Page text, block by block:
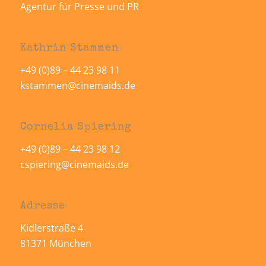
Agentur für Presse und PR
Kathrin Stammen
+49 (0)89 – 44 23 98 11
kstammen@cinemaids.de
Cornelia Spiering
+49 (0)89 – 44 23 98 12
cspiering@cinemaids.de
Adresse
Kidlerstraße 4
81371 München